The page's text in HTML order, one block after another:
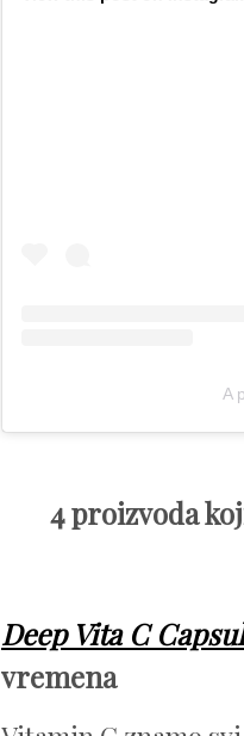
A
4 proizvoda
Deep Vita C
vremena